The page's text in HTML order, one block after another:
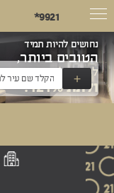
*9921
נחושים להיות תמיד
הטובים ביותר,
לשאוף למצוינות
ולתת 121%!
+